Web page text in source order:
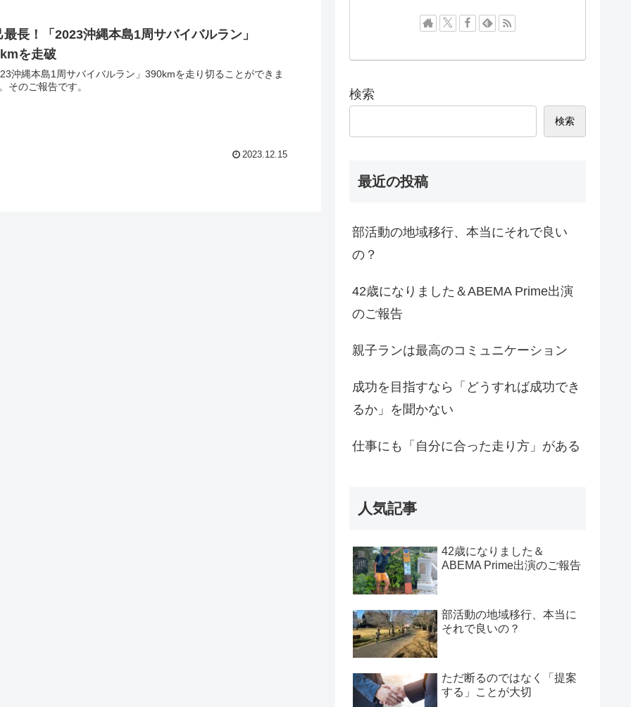
最長！「2023沖縄本島1周サバイバルラン」
を走破
沖縄本島1周サバイバルラン」390kmを走り切ることができま
そのご報告です。
2023.12.15
検索
検索
最近の投稿
部活動の地域移行、本当にそれで良い
の？
42歳になりました＆ABEMA Prime出演
のご報告
親子ランは最高のコミュニケーション
成功を目指すなら「どうすれば成功でき
るか」を聞かない
仕事にも「自分に合った走り方」がある
人気記事
42歳になりました＆
ABEMA Prime出演のご報告
部活動の地域移行、本当に
それで良いの？
ただ断るのではなく「提案
する」ことが大切